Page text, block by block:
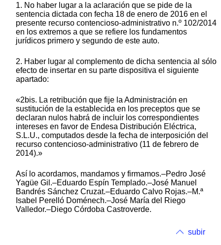
1. No haber lugar a la aclaración que se pide de la
sentencia dictada con fecha 18 de enero de 2016 en el
presente recurso contencioso-administrativo n.º 102/2014
en los extremos a que se refiere los fundamentos
jurídicos primero y segundo de este auto.
2. Haber lugar al complemento de dicha sentencia al sólo
efecto de insertar en su parte dispositiva el siguiente
apartado:
«2bis. La retribución que fije la Administración en
sustitución de la establecida en los preceptos que se
declaran nulos habrá de incluir los correspondientes
intereses en favor de Endesa Distribución Eléctrica,
S.L.U., computados desde la fecha de interposición del
recurso contencioso-administrativo (11 de febrero de
2014).»
Así lo acordamos, mandamos y firmamos.–Pedro José
Yagüe Gil.–Eduardo Espín Templado.–José Manuel
Bandrés Sánchez Cruzat.–Eduardo Calvo Rojas.–M.ª
Isabel Perelló Doménech.–José María del Riego
Valledor.–Diego Córdoba Castroverde.
subir